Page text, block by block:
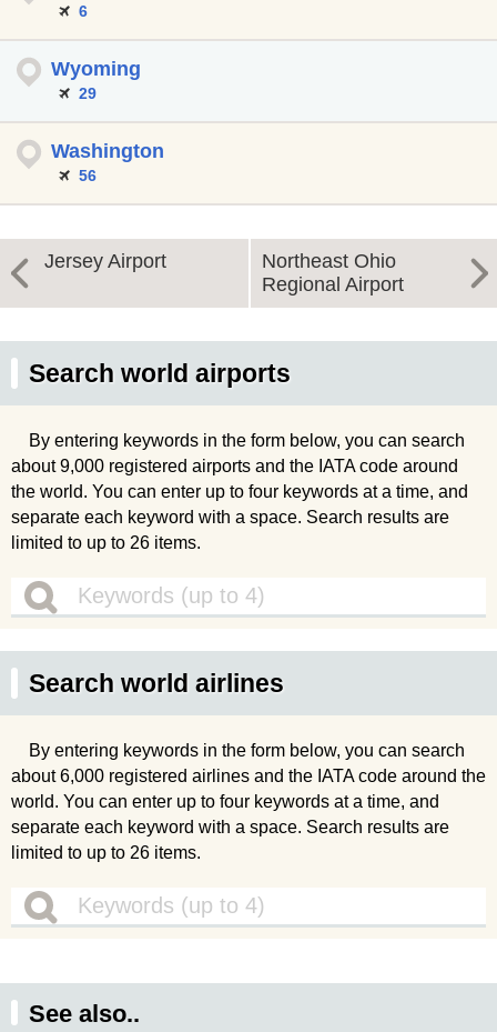
6
Wyoming
29
Washington
56
Jersey Airport
Northeast Ohio
Regional Airport
Search world airports
By entering keywords in the form below, you can search
about 9,000 registered airports and the IATA code around
the world. You can enter up to four keywords at a time, and
separate each keyword with a space. Search results are
limited to up to 26 items.
Search world airlines
By entering keywords in the form below, you can search
about 6,000 registered airlines and the IATA code around the
world. You can enter up to four keywords at a time, and
separate each keyword with a space. Search results are
limited to up to 26 items.
See also..